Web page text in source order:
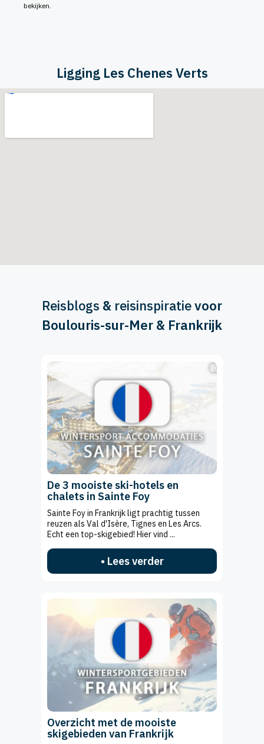
bekijken.
Ligging Les Chenes Verts
Reisblogs & reisinspiratievoor
Boulouris-sur-Mer & Frankrijk
De 3 mooiste ski-hotels en
chalets in Sainte Foy
Sainte Foy in Frankrijk ligt prachtig tussen
reuzen als Val d'Isère, Tignes en Les Arcs.
Echt een top-skigebied! Hier vind ...
• Lees verder
Overzicht met de mooiste
skigebieden van Frankrijk